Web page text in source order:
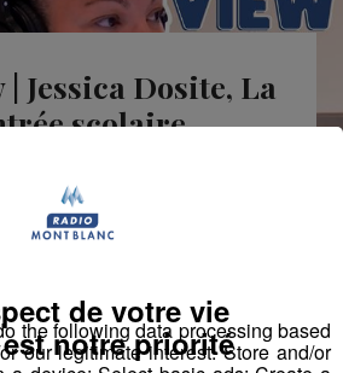
Jessica Dosite, La
scolaire
the following data processing based
our legitimate interest: Store and/or
de votre vie
notre priorité